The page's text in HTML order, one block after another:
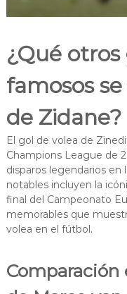
¿Qué
famosos
de Zidane?
El gol de volea de
Champions League de
disparos legendarios en
notables incluyen la
final del Campeonato
memorables que
volea en el fútbol.
Comparación